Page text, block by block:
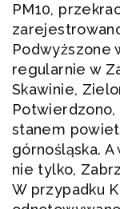
PM10,
Podwyższone
regularnie w
Skawinie,
stanem
górnośląska.
nie tylko,
W przypadku